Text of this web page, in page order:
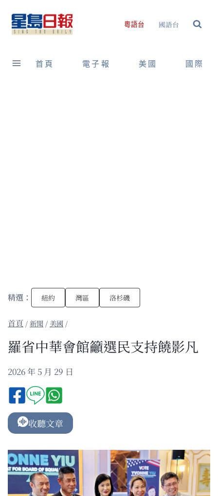
content
粵語台 國語台
首頁 電子報 美國 國際
精選： 紐約 灣區 洛杉磯
/新聞 / 美國 /
羅省中華會館籲選民支持饒影凡
2026 年 5 月 29 日
收聽文章